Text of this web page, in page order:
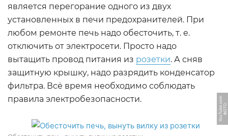
является перегорание одного из двух
установленных в печи предохранителей. При
любом ремонте печь надо обесточить, т. е.
отключить от электросети. Просто надо
вытащить провод питания из розетки. А сняв
защитную крышку, надо разрядить конденсатор
фильтра. Всё время необходимо соблюдать
правила электробезопасности.
Ф
О
Т
О:
Y
o
u
T
u
b
e.
c
o
m